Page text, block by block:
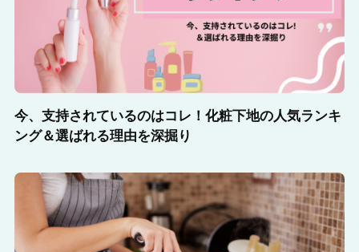
今、支持されているのはコレ！化粧下地の人気ランキ
ング＆選ばれる理由を深掘り